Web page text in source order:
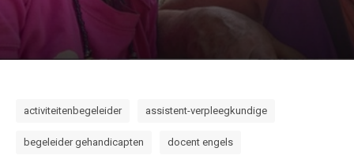
Voorwaarden en Privacy
Veelgestelde vragen
activiteitenbegeleider assistent-verpleegkundige
begeleider gehandicapten docent engels